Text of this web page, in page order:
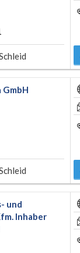
GmbH
und
Inhaber